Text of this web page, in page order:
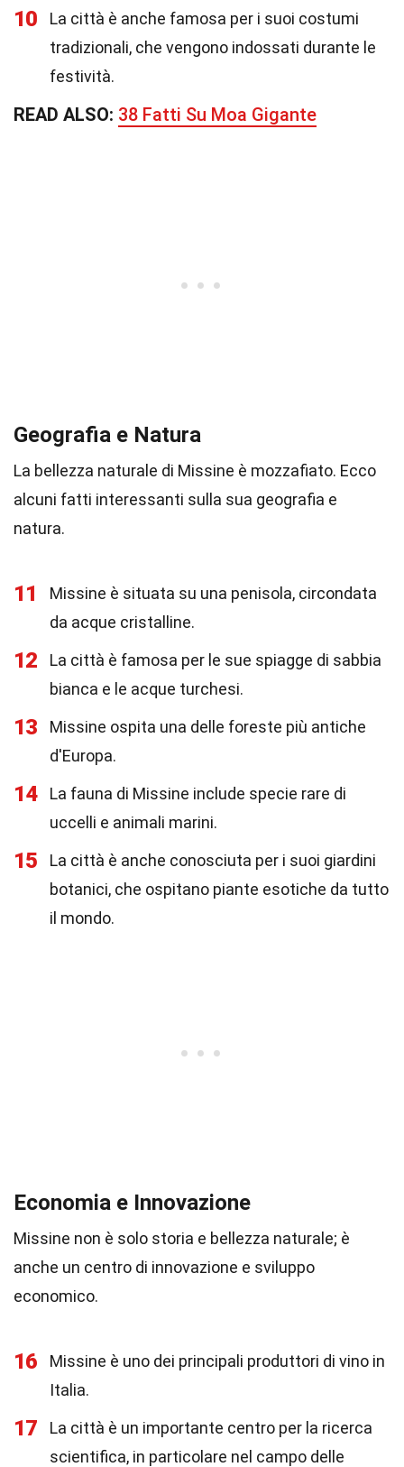
10
La città è anche famosa per i suoi costumi
tradizionali, che vengono indossati durante le
festività.
READ ALSO: 38 Fatti Su Moa Gigante
Geografia e Natura
La bellezza naturale di Missine è mozzafiato. Ecco
alcuni fatti interessanti sulla sua geografia e
natura.
11
Missine è situata su una penisola, circondata
da acque cristalline.
12
La città è famosa per le sue spiagge di sabbia
bianca e le acque turchesi.
13
Missine ospita una delle foreste più antiche
d'Europa.
14
La fauna di Missine include specie rare di
uccelli e animali marini.
15
La città è anche conosciuta per i suoi giardini
botanici, che ospitano piante esotiche da tutto
il mondo.
Economia e Innovazione
Missine non è solo storia e bellezza naturale; è
anche un centro di innovazione e sviluppo
economico.
16
Missine è uno dei principali produttori di vino in
Italia.
17
La città è un importante centro per la ricerca
scientifica, in particolare nel campo delle